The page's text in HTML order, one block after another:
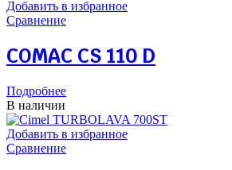
Добавить в избранное
Сравнение
COMAC CS 110 D
Подробнее
В наличии
Добавить в избранное
Сравнение